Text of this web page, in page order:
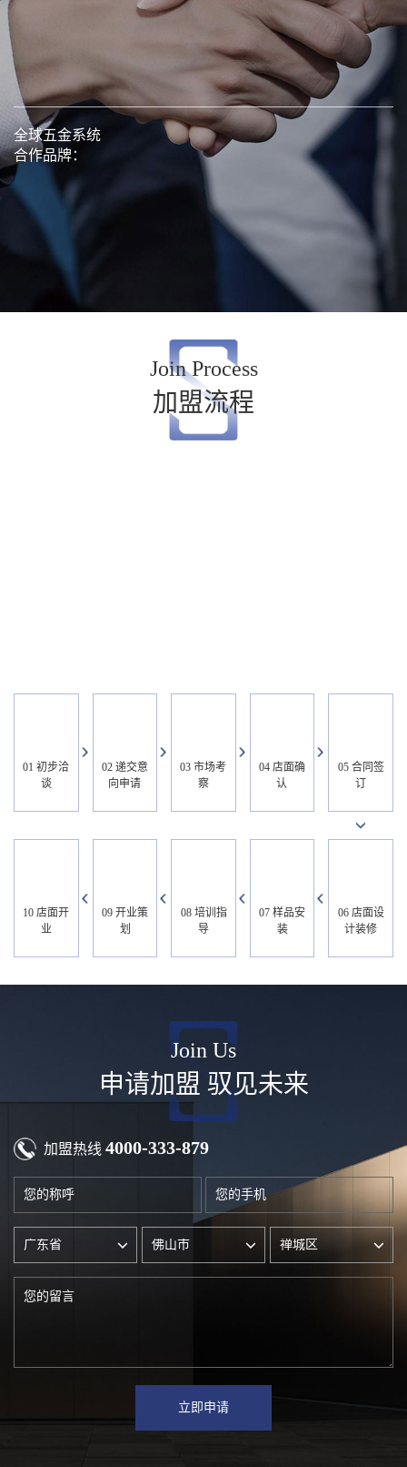
全球五金系统
合作品牌：
Join Process
加盟流程
01 初步洽
谈
02 递交意
向申请
03 市场考
察
04 店面确
认
05 合同签
订
06 店面设
计装修
07 样品安
装
08 培训指
导
09 开业策
划
10 店面开
业
Join Us
申请加盟 驭见未来
加盟热线 4000-333-879
立即申请